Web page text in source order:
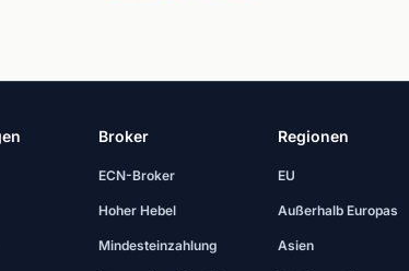
Broker
ECN-Broker
Hoher Hebel
Mindesteinzahlung
Regionen
EU
Außerhalb Europas
Asien